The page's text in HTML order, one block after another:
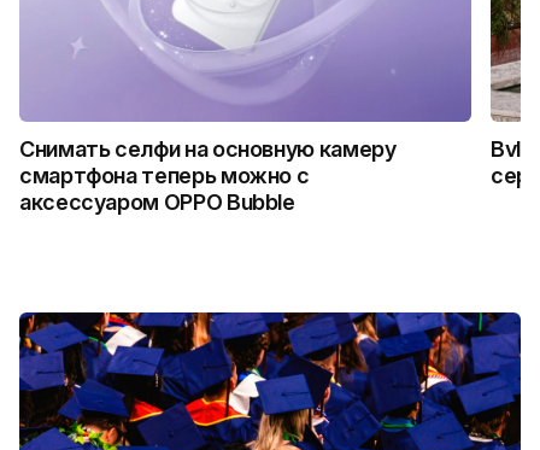
Снимать селфи на основную камеру
смартфона теперь можно с
аксессуаром OPPO Bubble